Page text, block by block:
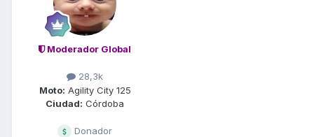
Moderador Global
28,3k
Moto: Agility City 125
Ciudad: Córdoba
Donador